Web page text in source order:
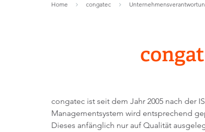
Home congatec
congatec ist seit dem Jahr 2005 nach der
Managementsystem wird entsprechend
Dieses anfänglich nur auf Qualität